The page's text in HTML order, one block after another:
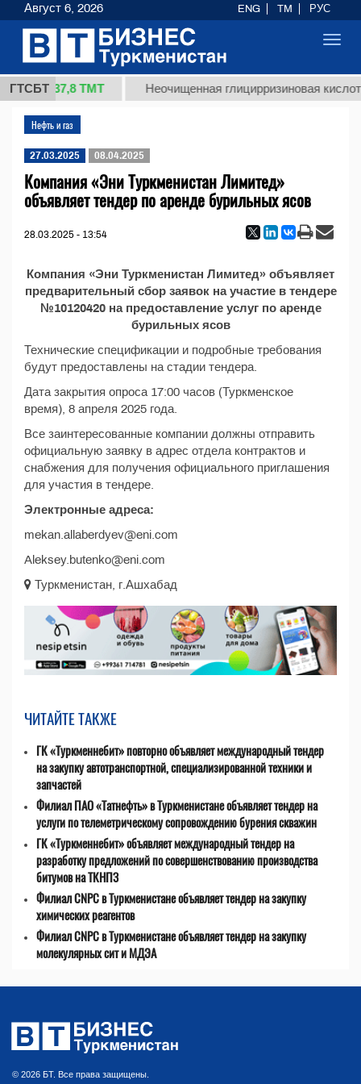
ГТСБТ
1 (кг.) 37,8 ТМТ Неочищенная глицирризиновая
Нефть и газ
27.03.2025 08.04.2025
Компания «Эни Туркменистан Лимитед»
объявляет тендер по аренде бурильных ясов
28.03.2025 - 13:54
Компания «Эни Туркменистан Лимитед» объявляет
предварительный сбор заявок на участие в тендере
№10120420 на предоставление услуг по аренде
бурильных ясов
Технические спецификации и подробные требования
будут предоставлены на стадии тендера.
Дата закрытия опроса 17:00 часов (Туркменское
время), 8 апреля 2025 года.
Все заинтересованные компании должны отправить
официальную заявку в адрес отдела контрактов и
снабжения для получения официального приглашения
для участия в тендере.
Электронные адреса:
mekan.allaberdyev@eni.com
Aleksey.butenko@eni.com
Туркменистан, г.Ашхабад
ЧИТАЙТЕ ТАКЖЕ
ГК «Туркменнебит» повторно объявляет международный тендер
на закупку автотранспортной, специализированной техники и
запчастей
Филиал ПАО «Татнефть» в Туркменистане объявляет тендер на
услуги по телеметрическому сопровождению бурения скважин
ГК «Туркменнебит» объявляет международный тендер на
разработку предложений по совершенствованию производства
битумов на ТКНПЗ
Филиал CNPC в Туркменистане объявляет тендер на закупку
химических реагентов
Филиал CNPC в Туркменистане объявляет тендер на закупку
молекулярных сит и МДЭА
© 2026 БТ. Все права защищены.
Август 6, 2026 ENG TM РУС